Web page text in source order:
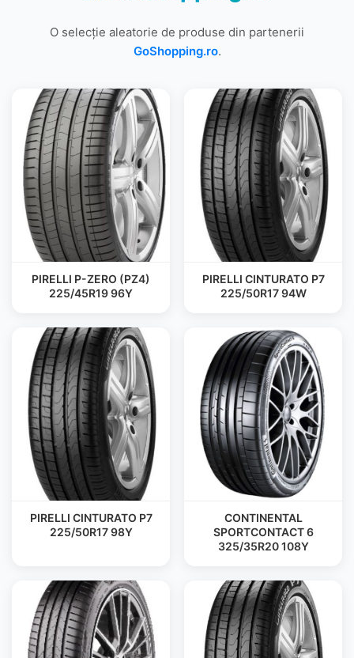
O selecție aleatorie de produse din partenerii
GoShopping.ro.
PIRELLI P-ZERO (PZ4)
225/45R19 96Y
PIRELLI CINTURATO P7
225/50R17 94W
PIRELLI CINTURATO P7
225/50R17 98Y
CONTINENTAL
SPORTCONTACT 6
325/35R20 108Y